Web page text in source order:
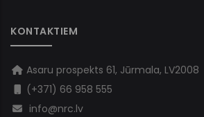
KONTAKTIEM
Asaru prospekts 61, Jūrmala, LV2008
(+371) 66 958 555
info@nrc.lv